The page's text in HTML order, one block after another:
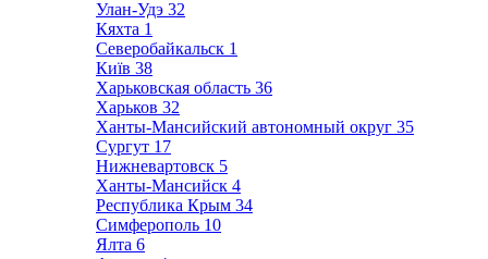
Улан-Удэ 32
Кяхта 1
Северобайкальск 1
Київ 38
Харьковская область 36
Харьков 32
Ханты-Мансийский автономный округ 35
Сургут 17
Нижневартовск 5
Ханты-Мансийск 4
Республика Крым 34
Симферополь 10
Ялта 6